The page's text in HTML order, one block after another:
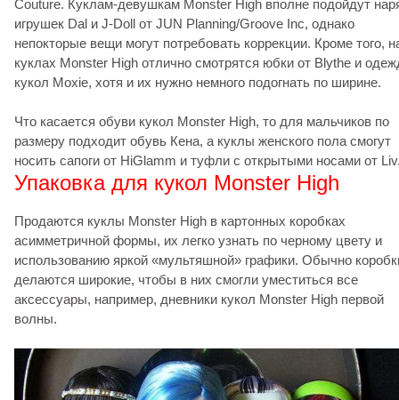
Couture. Куклам-девушкам Monster High вполне подойдут
игрушек Dal и J-Doll от JUN Planning/Groove Inc, однако
непокторые вещи могут потребовать коррекции. Кроме того,
куклах Monster High отлично смотрятся юбки от Blythe и
кукол Moxie, хотя и их нужно немного подогнать по ширине.
Что касается обуви кукол Monster High, то для мальчиков по
размеру подходит обувь Кена, а куклы женского пола смогут
носить сапоги от HiGlamm и туфли с открытыми носами от
Упаковка для кукол Monster High
Продаются куклы Monster High в картонных коробках
асимметричной формы, их легко узнать по черному цвету и
использованию яркой «мультяшной» графики. Обычно
делаются широкие, чтобы в них смогли уместиться все
аксессуары, например, дневники кукол Monster High первой
волны.